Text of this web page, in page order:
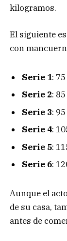
kilogramos.
El siguiente
con
Serie 1:
Serie 2:
Serie 3:
Serie 4:
Serie 5:
Serie 6:
Aunque el
de su casa,
antes de